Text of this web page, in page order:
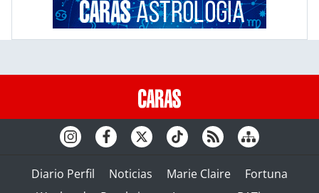
Diario Perfil Noticias Marie Claire
Fortuna